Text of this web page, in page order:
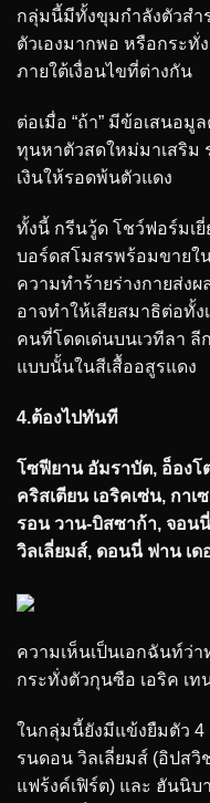
กลุ่มนี้มีทั้งขุมกำลังตัวสำ
ตัวเองมากพอ หรือกระทั่
ภายใต้เงื่อนไขที่ต่างกัน
ต่อเมื่อ “ถ้า” มีข้อเสนอ
ทุนหาตัวสดใหม่มาเสริม
เงินให้รอดพ้นตัวแดง
ทั้งนี้ กรีนวู้ด โชว์ฟอร์มเ
บอร์ดสโมสรพร้อมขายใ
ความทำร้ายร่างกายส่ง
อาจทำให้เสียสมาธิต่อทั้ง
คนที่โดดเด่นบนเวทีลา ลี
แบบนั้นในสีเสื้ออสูรแดง
4.ต้องไปทันที
โซฟียาน อัมราบัต, อ็อง
คริสเตียน เอริคเซ่น, กา
รอน วาน-บิสซาก้า, จอน
วิลเลี่ยมส์, ดอนนี่ ฟาน เด
ความเห็นเป็นเอกฉันท์ว่
กระทั่งตัวกุนซือ เอริค เ
ในกลุ่มนี้ยังมีแข้งยืมตัว
รนดอน วิลเลี่ยมส์ (อิปสวิ
แฟร้งค์เฟิร์ต) และ ฮันนิบ